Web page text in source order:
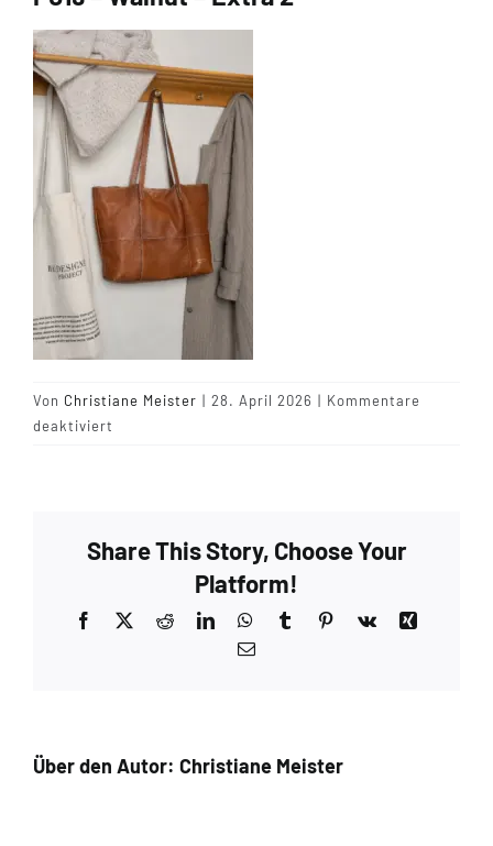
Tipps & Infos
Münster Yarn
Wollfestivals
Kontakt
Von Christiane Meister | 28. April 2026 | Kommentare
deaktiviert
Extra
Share This Story, Choose Your
Platform!
Facebook Reddit LinkedInWhatsApp
TumblrPinterest
Vk
E-
Über den Autor: Christiane Meister